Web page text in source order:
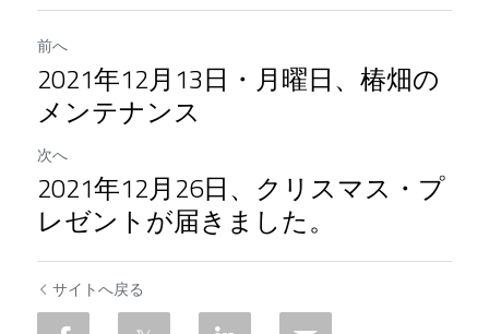
前へ
2021年12月13日・月曜日、椿畑の
メンテナンス
次へ
2021年12月26日、クリスマス・プ
レゼントが届きました。
サイトへ戻る